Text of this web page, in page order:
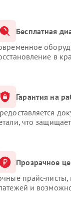
Бесплатная
в
Гарантия на
что
Прозрачное
прайс-листы,
и